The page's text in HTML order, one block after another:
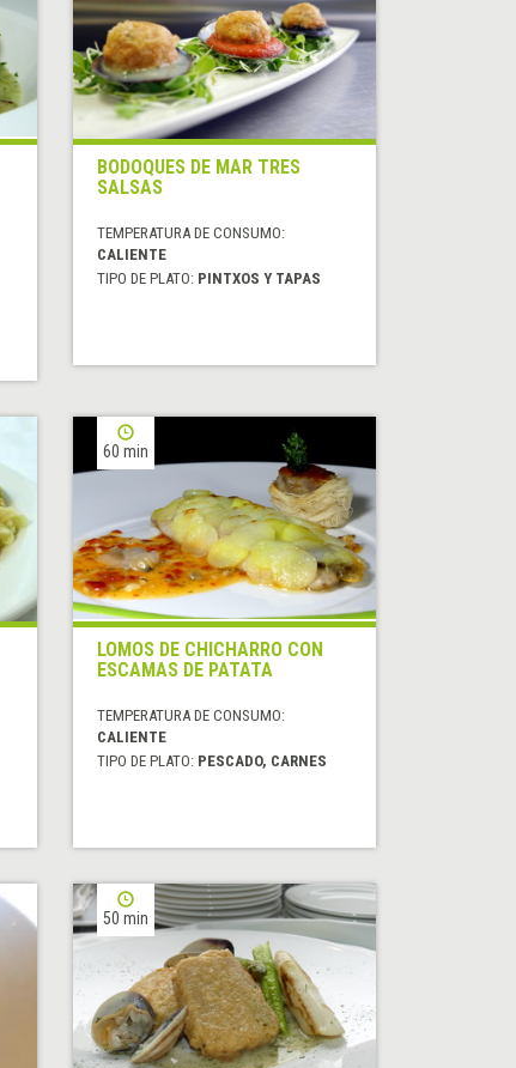
BODOQUES DE MAR TRES
SALSAS
TEMPERATURA DE CONSUMO:
CALIENTE
TIPO DE PLATO: PINTXOS Y TAPAS
60 min
LOMOS DE CHICHARRO CON
ESCAMAS DE PATATA
TEMPERATURA DE CONSUMO:
CALIENTE
TIPO DE PLATO: PESCADO, CARNES
50 min